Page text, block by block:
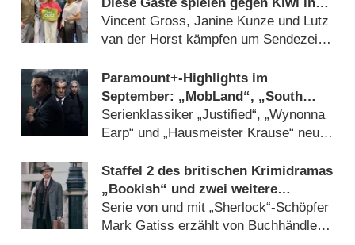
Diese Gäste spielen gegen Kiwi in
der Sonderfolge am 9. August 2026
Vincent Gross, Janine Kunze und Lutz
van der Horst kämpfen um Sendezeit
Paramount+-Highlights im
September: „MobLand“, „South
Park“, „FBI“, „DOC“ und
„Farscape“
Serienklassiker „Justified“, „Wynonna
Earp“ und „Hausmeister Krause“ neu
Staffel 2 des britischen Krimidramas
„Bookish“ und zwei weitere
Premieren im Oktober bei AXN
Serie von und mit „Sherlock“-Schöpfer
Mark Gatiss erzählt von Buchhändler